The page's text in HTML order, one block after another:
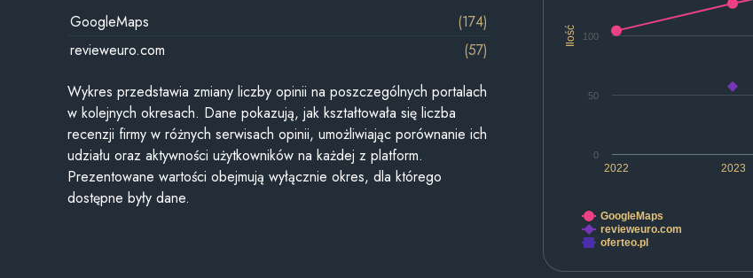
Ilość
2022 2023
0
50
100
GoogleMaps
revieweuro.com
oferteo.pl
GoogleMaps
(174)
revieweuro.com
(57)
Wykres przedstawia zmiany liczby opinii na poszczególnych portalach
w kolejnych okresach. Dane pokazują, jak kształtowała się liczba
recenzji firmy w różnych serwisach opinii, umożliwiając porównanie ich
udziału oraz aktywności użytkowników na każdej z platform.
Prezentowane wartości obejmują wyłącznie okres, dla którego
dostępne były dane.